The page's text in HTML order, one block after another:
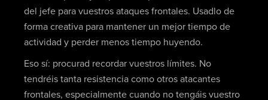
del jefe para vuestros ataques frontales. Usadlo de
forma creativa para mantener un mejor tiempo de
actividad y perder menos tiempo huyendo.
Eso sí: procurad recordar vuestros límites. No
tendréis tanta resistencia como otros atacantes
frontales, especialmente cuando no tengáis vuestro